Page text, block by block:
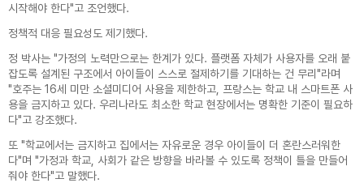
시작해야 한다"고 조언했다.
정책적 대응 필요성도 제기했다.
정 박사는 "가정의 노력만으로는 한계가 있다. 플랫폼 자체가 사용자를 오래 붙
잡도록 설계된 구조에서 아이들이 스스로 절제하기를 기대하는 건 무리"라며
"호주는 16세 미만 소셜미디어 사용을 제한하고, 프랑스는 학교 내 스마트폰 사
용을 금지하고 있다. 우리나라도 최소한 학교 현장에서는 명확한 기준이 필요하
다"고 강조했다.
또 "학교에서는 금지하고 집에서는 자유로운 경우 아이들이 더 혼란스러워한
다"며 "가정과 학교, 사회가 같은 방향을 바라볼 수 있도록 정책이 틀을 만들어
줘야 한다"고 말했다.
관련 문의, 불만처리, 피해구제 등에 관한 사항
실 수 있습니다. 웰마인드 심리상담센터는 정보
주체의 문의에 대해 신속하게 답변 및 처리해드
릴 것입니다.
주체는 웰마인드 심리상담센터 외에 아래의 기
관에 분쟁해결이나 상담 등을 신청할 수 있습니